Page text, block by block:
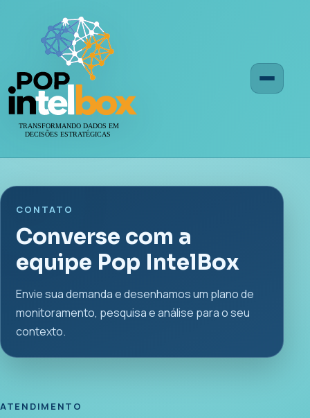
Menu
CONTATO
Converse com a
equipe Pop IntelBox
Envie sua demanda e desenhamos um plano de
monitoramento, pesquisa e análise para o seu
contexto.
ATENDIMENTO